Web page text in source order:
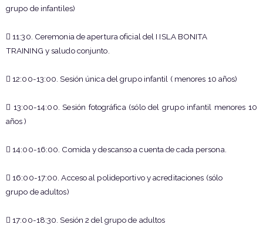
grupo de infantiles)
 11:30. Ceremonia de apertura oficial del I ISLA BONITA
TRAINING y saludo conjunto.
 12:00-13:00. Sesión única del grupo infantil ( menores 10 años)
 13:00-14:00. Sesión fotográfica (sólo del grupo infantil menores 10
años )
 14:00-16:00. Comida y descanso a cuenta de cada persona.
 16:00-17:00. Acceso al polideportivo y acreditaciones (sólo
grupo de adultos)
 17:00-18:30. Sesión 2 del grupo de adultos